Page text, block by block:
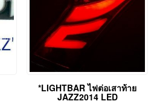
*LIGHTBAR ไฟต่อเสาท้าย
JAZZ2014 LED